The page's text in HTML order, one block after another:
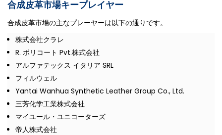
合成皮革市場キープレイヤー
合成皮革市場の主なプレーヤーは以下の通りです。
株式会社クラレ
R. ポリコート Pvt.株式会社
アルファテックス イタリア SRL
フィルウェル
Yantai Wanhua Synthetic Leather Group Co., Ltd.
三芳化学工業株式会社
マイユール・ユニコーターズ
帝人株式会社